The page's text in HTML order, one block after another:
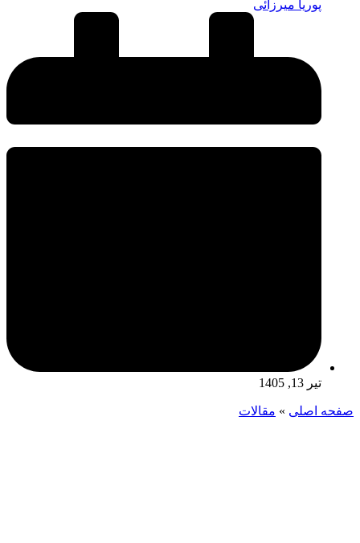
پوریا میرزائی
تیر 13, 1405
صفحه اصلی » مقالات